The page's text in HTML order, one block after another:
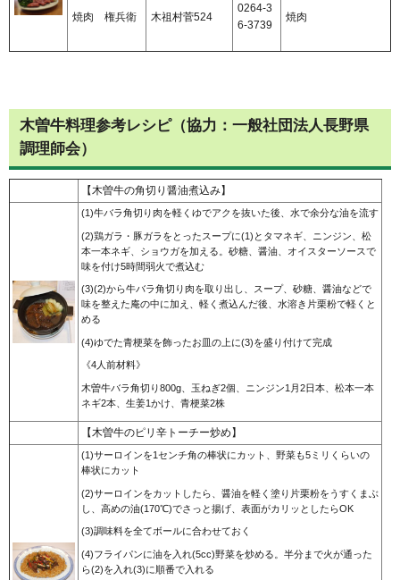
焼肉 権兵衛 木祖村菅524
0264-3
6-3739
焼肉
木曽牛料理参考レシピ（協力：一般社団法人長野県
調理師会）
【木曽牛の角切り醤油煮込み】
(1)牛バラ角切り肉を軽くゆでアクを抜いた後、水で余分な油を流す
(2)鶏ガラ・豚ガラをとったスープに(1)とタマネギ、ニンジン、松
本一本ネギ、ショウガを加える。砂糖、醤油、オイスターソースで
味を付け5時間弱火で煮込む
(3)(2)から牛バラ角切り肉を取り出し、スープ、砂糖、醤油などで
味を整えた庵の中に加え、軽く煮込んだ後、水溶き片栗粉で軽くと
める
(4)ゆでた青梗菜を飾ったお皿の上に(3)を盛り付けて完成
《4人前材料》
木曽牛バラ角切り800g、玉ねぎ2個、ニンジン1月2日本、松本一本
ネギ2本、生姜1かけ、青梗菜2株
【木曽牛のピリ辛トーチー炒め】
(1)サーロインを1センチ角の棒状にカット、野菜も5ミリくらいの
棒状にカット
(2)サーロインをカットしたら、醤油を軽く塗り片栗粉をうすくまぶ
し、高めの油(170℃)でさっと揚げ、表面がカリッとしたらOK
(3)調味料を全てボールに合わせておく
(4)フライパンに油を入れ(5cc)野菜を炒める。半分まで火が通った
ら(2)を入れ(3)に順番で入れる